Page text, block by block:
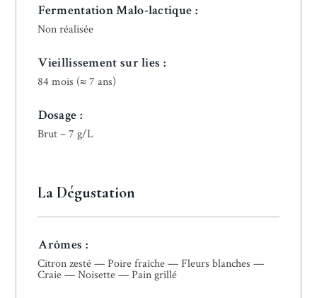
Fermentation Malo-lactique :
Non réalisée
Vieillissement sur lies :
84 mois (≈ 7 ans)
Dosage :
Brut – 7 g/L
La Dégustation
Arômes :
Citron zesté — Poire fraîche — Fleurs blanches —
Craie — Noisette — Pain grillé